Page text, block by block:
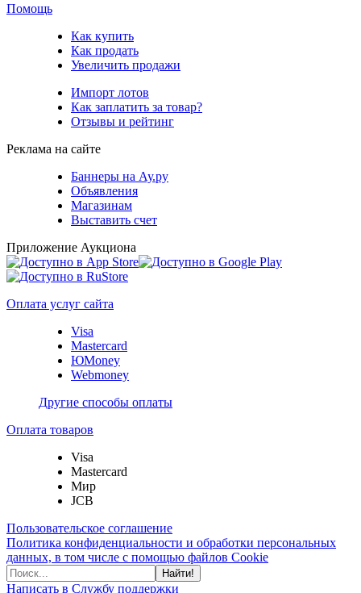
Помощь
Как купить
Как продать
Увеличить продажи
Импорт лотов
Как заплатить за товар?
Отзывы и рейтинг
Реклама на сайте
Баннеры на Ау.ру
Объявления
Магазинам
Выставить счет
Приложение Аукциона
Оплата услуг сайта
Visa
Mastercard
ЮMoney
Webmoney
Другие способы оплаты
Оплата товаров
Visa
Mastercard
Мир
JCB
Пользовательское соглашение
Политика конфиденциальности и обработки персональных
данных, в том числе с помощью файлов Cookie
Найти!
Написать в Службу поддержки